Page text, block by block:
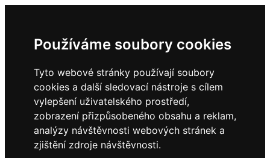
Používáme soubory cookies
Tyto webové stránky používají soubory
cookies a další sledovací nástroje s cílem
vylepšení uživatelského prostředí,
zobrazení přizpůsobeného obsahu a reklam,
analýzy návštěvnosti webových stránek a
zjištění zdroje návštěvnosti.